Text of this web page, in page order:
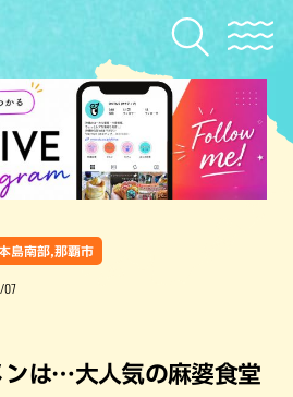
島南部,那覇市
07
ンは…大人気の麻婆食堂